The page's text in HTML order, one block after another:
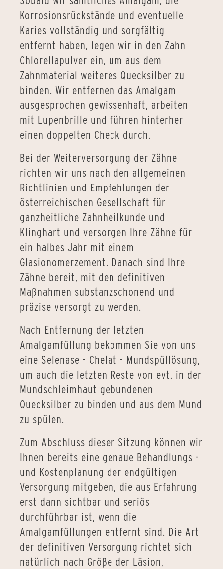
Korrosionsrückstände und eventuelle
Karies vollständig und sorgfältig
entfernt haben, legen wir in den Zahn
Chlorellapulver ein, um aus dem
Zahnmaterial weiteres Quecksilber zu
binden. Wir entfernen das Amalgam
ausgesprochen gewissenhaft, arbeiten
mit Lupenbrille und führen hinterher
einen doppelten Check durch.
Bei der Weiterversorgung der Zähne
richten wir uns nach den allgemeinen
Richtlinien und Empfehlungen der
österreichischen Gesellschaft für
ganzheitliche Zahnheilkunde und
Klinghart und versorgen Ihre Zähne für
ein halbes Jahr mit einem
Glasionomerzement. Danach sind Ihre
Zähne bereit, mit den definitiven
Maßnahmen substanzschonend und
präzise versorgt zu werden.
Nach Entfernung der letzten
Amalgamfüllung bekommen Sie von uns
eine Selenase - Chelat - Mundspüllösung,
um auch die letzten Reste von evt. in der
Mundschleimhaut gebundenen
Quecksilber zu binden und aus dem Mund
zu spülen.
Zum Abschluss dieser Sitzung können wir
Ihnen bereits eine genaue Behandlungs -
und Kostenplanung der endgültigen
Versorgung mitgeben, die aus Erfahrung
erst dann sichtbar und seriös
durchführbar ist, wenn die
Amalgamfüllungen entfernt sind. Die Art
der definitiven Versorgung richtet sich
natürlich nach Größe der Läsion,